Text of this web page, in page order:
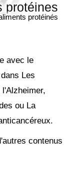
protéines
protéinés
avec le
Les
ou La
contenus